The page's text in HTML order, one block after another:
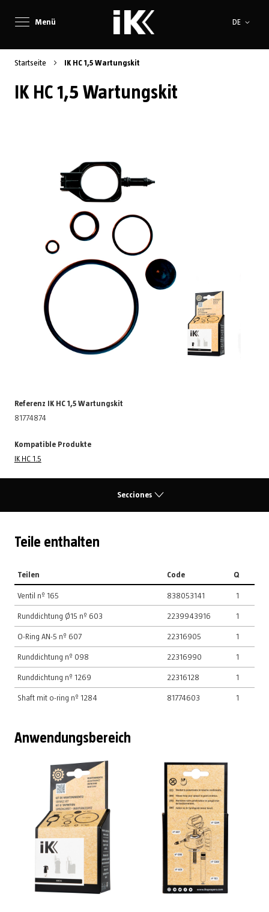
Menü Sprache
DE
Startseite IK HC 1,5 Wartungskit
IK HC 1,5 Wartungskit
Referenz IK HC 1,5 Wartungskit
81774874
Kompatible Produkte
IK HC 1.5
Secciones
Teile enthalten
Teilen Code Q
Ventil nº 165 838053141 1
Runddichtung Ø15 nº 603 2239943916 1
O-Ring AN-5 nº 607 22316905 1
Runddichtung nº 098 22316990 1
Runddichtung nº 1269 22316128 1
Shaft mit o-ring nº 1284 81774603 1
Anwendungsbereich